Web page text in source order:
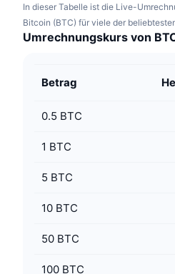
In dieser Tabelle ist die Live-
Bitcoin (BTC) für viele der
Umrechnungskurs von
Betrag
0.5 BTC
1 BTC
5 BTC
10 BTC
50 BTC
100 BTC